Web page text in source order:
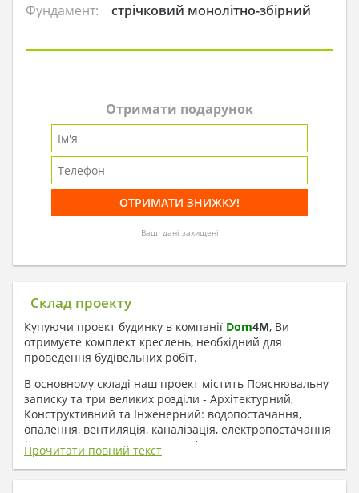
Фундамент:
стрічковий монолітно-збірний
Отримати подарунок
Ваші дані захищені
Склад проекту
Купуючи проект будинку в компанії Dom4M, Ви
отримуєте комплект креслень, необхідний для
проведення будівельних робіт.
В основному складі наш проект містить Пояснювальну
записку та три великих розділи - Архітектурний,
Конструктивний та Інженерний: водопостачання,
опалення, вентиляція, каналізація, електропостачання
( купується за додаткову плату ).
1. До складу Архітектурного розділу
Прочитати повний текст